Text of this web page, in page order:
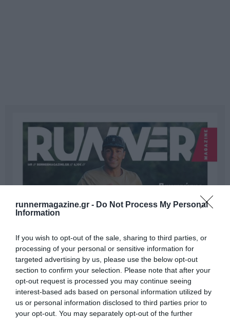
runnermagazine.gr - Do Not Process My Personal
Information
If you wish to opt-out of the sale, sharing to third parties, or
processing of your personal or sensitive information for
targeted advertising by us, please use the below opt-out
section to confirm your selection. Please note that after your
opt-out request is processed you may continue seeing
interest-based ads based on personal information utilized by
us or personal information disclosed to third parties prior to
your opt-out. You may separately opt-out of the further